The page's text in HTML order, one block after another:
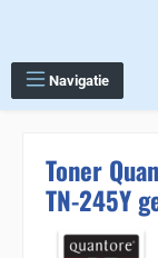
Navigatie
Toner
TN-245Y